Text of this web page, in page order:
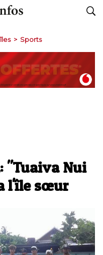
> Sports
"Tuaiva Nui
l'île sœur